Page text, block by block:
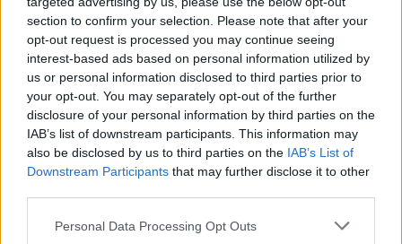
section to confirm your selection. Please note that after your
opt-out request is processed you may continue seeing
interest-based ads based on personal information utilized by
us or personal information disclosed to third parties prior to
your opt-out. You may separately opt-out of the further
disclosure of your personal information by third parties on the
IAB’s list of downstream participants. This information may
also be disclosed by us to third parties on the IAB’s List of
Downstream Participants that may further disclose it to other
Personal Data Processing Opt Outs